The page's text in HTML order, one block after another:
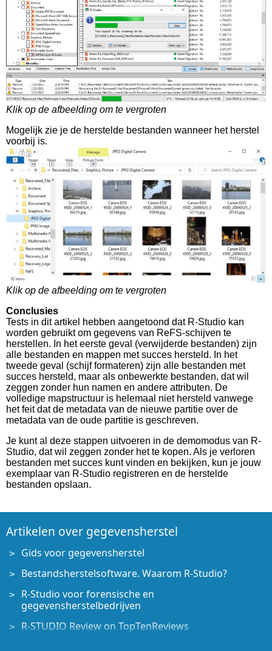
Klik op de afbeelding om te vergroten
Mogelijk zie je de herstelde bestanden wanneer het herstel
voorbij is.
Klik op de afbeelding om te vergroten
Conclusies
Tests in dit artikel hebben aangetoond dat R-Studio kan
worden gebruikt om gegevens van ReFS-schijven te
herstellen. In het eerste geval (verwijderde bestanden) zijn
alle bestanden en mappen met succes hersteld. In het
tweede geval (schijf formateren) zijn alle bestanden met
succes hersteld, maar als onbewerkte bestanden, dat wil
zeggen zonder hun namen en andere attributen. De
volledige mapstructuur is helemaal niet hersteld vanwege
het feit dat de metadata van de nieuwe partitie over de
metadata van de oude partitie is geschreven.
Je kunt al deze stappen uitvoeren in de demomodus van R-
Studio, dat wil zeggen zonder het te kopen. Als je verloren
bestanden met succes kunt vinden en bekijken, kun je jouw
exemplaar van R-Studio registreren en de herstelde
bestanden opslaan.
Artikelen over gegevensherstel
Gids voor gegevensherstel
Bestandsherstelsoftware. Waarom R-Studio?
R-Studio voor forensische en
gegevensherstelbedrijven
R-STUDIO Review on TopTenReviews